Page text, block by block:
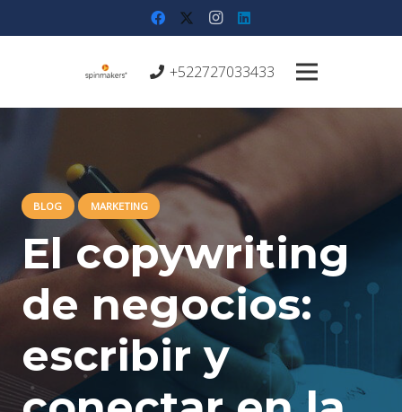
+522727033433
BLOG MARKETING
El copywriting
de negocios:
escribir y